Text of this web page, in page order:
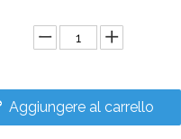
Aggiungere al carrello